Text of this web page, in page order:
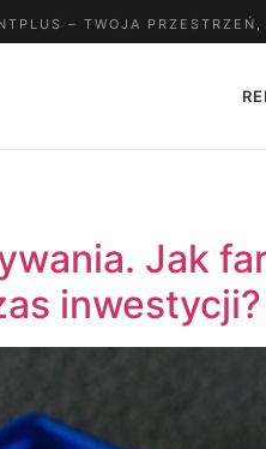
– TWOJA
Jak
inwestycji?